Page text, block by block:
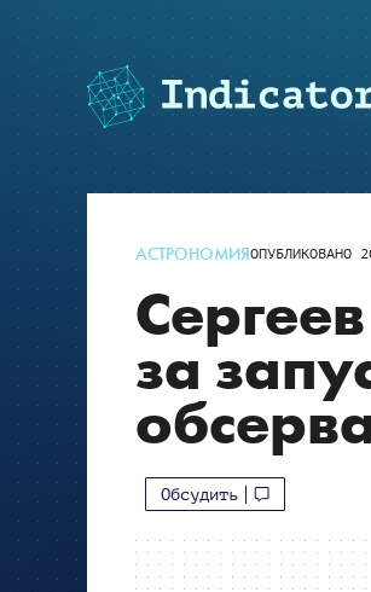
АСТРОНОМИЯОПУБЛИКОВАНО
за
Обсудить